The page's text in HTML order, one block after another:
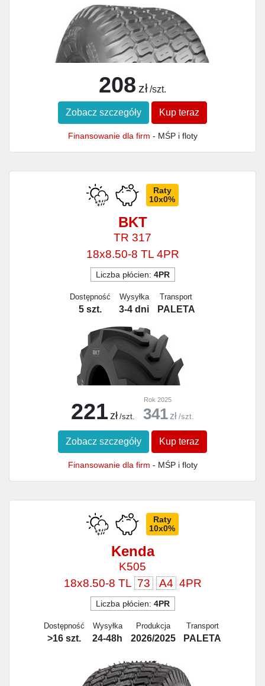
208 zł /szt.
Zobacz szczegóły Kup teraz
Finansowanie dla firm - MŚP i floty
Raty
10x0%
BKT
TR 317
18x8.50-8 TL 4PR
Liczba płócien: 4PR
Dostępność
5 szt.
Wysyłka
3-4 dni
Transport
PALETA
221 zł /szt.
Rok 2025
341 zł /szt.
Zobacz szczegóły Kup teraz
Finansowanie dla firm - MŚP i floty
Raty
10x0%
Kenda
K505
18x8.50-8 TL 73 A4 4PR
Liczba płócien: 4PR
Dostępność
>16 szt.
Wysyłka
24-48h
Produkcja
2026/2025
Transport
PALETA